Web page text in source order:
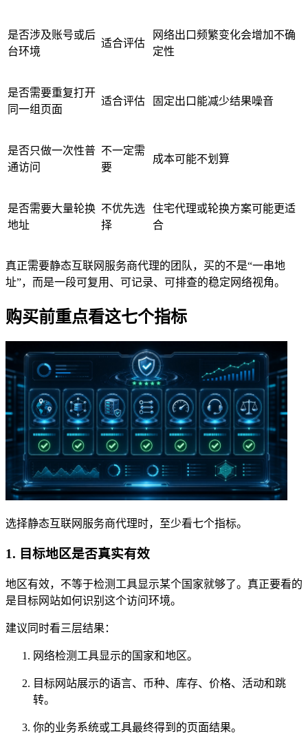
是否涉及账号或后
台环境
适合评估
网络出口频繁变化会增加不确
定性
是否需要重复打开
同一组页面
适合评估 固定出口能减少结果噪音
是否只做一次性普
通访问
不一定需
要
成本可能不划算
是否需要大量轮换
地址
不优先选
择
住宅代理或轮换方案可能更适
合
真正需要静态互联网服务商代理的团队，买的不是“一串地
址”，而是一段可复用、可记录、可排查的稳定网络视角。
购买前重点看这七个指标
选择静态互联网服务商代理时，至少看七个指标。
1. 目标地区是否真实有效
地区有效，不等于检测工具显示某个国家就够了。真正要看的
是目标网站如何识别这个访问环境。
建议同时看三层结果：
网络检测工具显示的国家和地区。
目标网站展示的语言、币种、库存、价格、活动和跳
转。
你的业务系统或工具最终得到的页面结果。